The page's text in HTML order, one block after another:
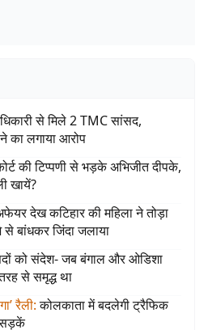
से मिले 2 TMC सांसद,
का लगाया आरोप
की टिप्पणी से भड़के अभिजीत दीपके,
खायें?
देख कटिहार की महिला ने तोड़ा
बांधकर जिंदा जलाया
को संदेश- जब बंगाल और ओडिशा
से समृद्ध था
रैली: कोलकाता में बदलेगी ट्रैफिक
सड़कें